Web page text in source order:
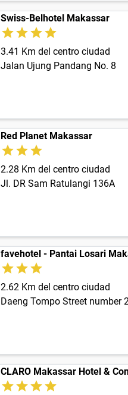
Swiss-Belhotel Makassar
3.41 Km del centro ciudad
Jalan Ujung Pandang No. 8
Red Planet Makassar
2.28 Km del centro ciudad
Jl. DR Sam Ratulangi 136A
favehotel - Pantai Losari
2.62 Km del centro ciudad
Daeng Tompo Street number
CLARO Makassar Hotel &